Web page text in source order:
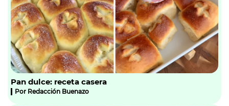
Pan dulce: receta casera
Por Redacción Buenazo